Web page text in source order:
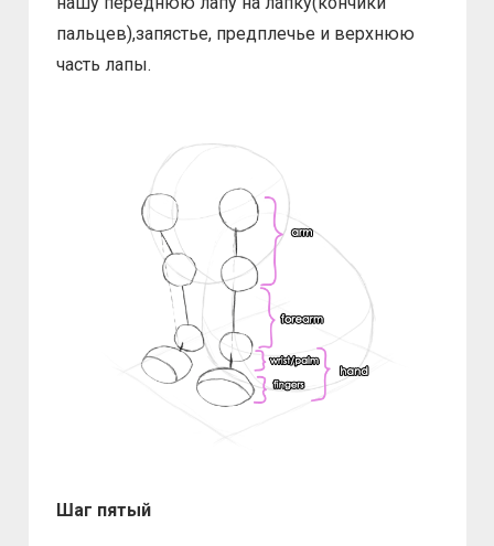
пальцев),запястье, предплечье и верхнюю
часть лапы.
Шаг пятый